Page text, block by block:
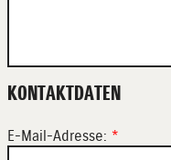
KONTAKTDATEN
E-Mail-Adresse: *